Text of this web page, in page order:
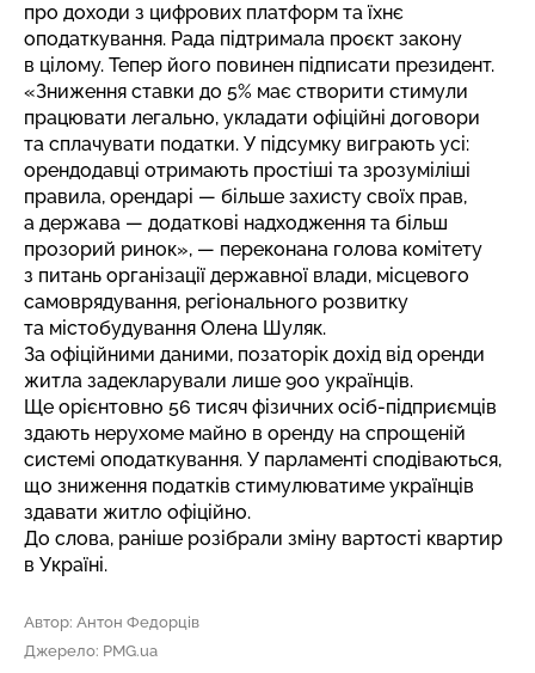
про доходи з цифрових платформ та їхнє
оподаткування. Рада підтримала проєкт закону
в цілому. Тепер його повинен підписати президент.
«Зниження ставки до 5% має створити стимули
працювати легально, укладати офіційні договори
та сплачувати податки. У підсумку виграють усі:
орендодавці отримають простіші та зрозуміліші
правила, орендарі — більше захисту своїх прав,
а держава — додаткові надходження та більш
прозорий ринок», — переконана голова комітету
з питань організації державної влади, місцевого
самоврядування, регіонального розвитку
та містобудування Олена Шуляк.
За офіційними даними, позаторік дохід від оренди
житла задекларували лише 900 українців.
Ще орієнтовно 56 тисяч фізичних осіб-підприємців
здають нерухоме майно в оренду на спрощеній
системі оподаткування. У парламенті сподіваються,
що зниження податків стимулюватиме українців
здавати житло офіційно.
До слова, раніше розібрали зміну вартості квартир
в Україні.
Автор: Антон Федорців
Джерело: PMG.ua